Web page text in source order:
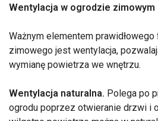
Wentylacja w ogrodzie zimowym
Ważnym elementem
zimowego jest wentylacja,
wymianę powietrza we wnętrzu.
Wentylacja naturalna. Polega po
ogrodu poprzez otwieranie drzwi i